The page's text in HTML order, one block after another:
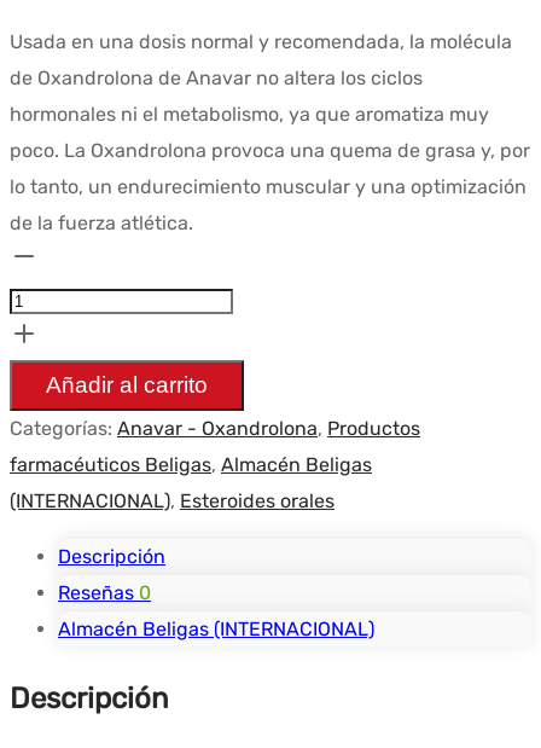
Usada en una dosis normal y recomendada, la molécula
de Oxandrolona de Anavar no altera los ciclos
hormonales ni el metabolismo, ya que aromatiza muy
poco. La Oxandrolona provoca una quema de grasa y, por
lo tanto, un endurecimiento muscular y una optimización
de la fuerza atlética.
Anavar
-
Beligas(international)
Añadir al carrito
Categorías: Anavar - Oxandrolona, Productos
farmacéuticos Beligas, Almacén Beligas
(INTERNACIONAL), Esteroides orales
Descripción
Reseñas 0
Almacén Beligas (INTERNACIONAL)
Descripción